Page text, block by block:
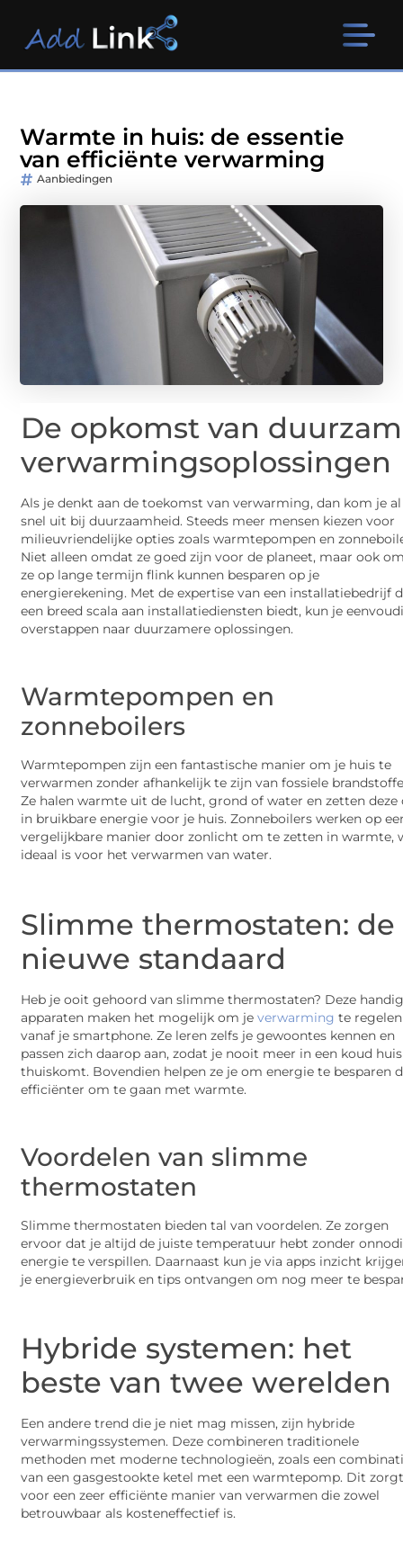
Warmte in huis: de essentie
van efficiënte verwarming
Aanbiedingen
De opkomst van
verwarmingsoplossingen
Als je denkt aan de toekomst van verwarming, dan kom je al
snel uit bij duurzaamheid. Steeds meer mensen kiezen voor
milieuvriendelijke opties zoals warmtepompen en
Niet alleen omdat ze goed zijn voor de planeet, maar ook
ze op lange termijn flink kunnen besparen op je
energierekening. Met de expertise van een installatiebedrijf
een breed scala aan installatiediensten biedt, kun je
overstappen naar duurzamere oplossingen.
Warmtepompen en
zonneboilers
Warmtepompen zijn een fantastische manier om je huis te
verwarmen zonder afhankelijk te zijn van fossiele
Ze halen warmte uit de lucht, grond of water en zetten deze
in bruikbare energie voor je huis. Zonneboilers werken op
vergelijkbare manier door zonlicht om te zetten in warmte,
ideaal is voor het verwarmen van water.
Slimme thermostaten: de
nieuwe standaard
Heb je ooit gehoord van slimme thermostaten? Deze
apparaten maken het mogelijk om jeverwarming te regelen
vanaf je smartphone. Ze leren zelfs je gewoontes kennen en
passen zich daarop aan, zodat je nooit meer in een koud huis
thuiskomt. Bovendien helpen ze je om energie te besparen
efficiënter om te gaan met warmte.
Voordelen van slimme
thermostaten
Slimme thermostaten bieden tal van voordelen. Ze zorgen
ervoor dat je altijd de juiste temperatuur hebt zonder
energie te verspillen. Daarnaast kun je via apps inzicht
je energieverbruik en tips ontvangen om nog meer te
Hybride systemen: het
beste van twee werelden
Een andere trend die je niet mag missen, zijn hybride
verwarmingssystemen. Deze combineren traditionele
methoden met moderne technologieën, zoals een
van een gasgestookte ketel met een warmtepomp. Dit
voor een zeer efficiënte manier van verwarmen die zowel
betrouwbaar als kosteneffectief is.